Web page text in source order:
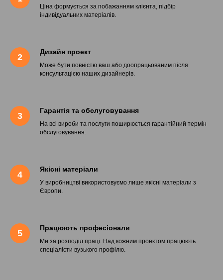
Ціна формується за побажанням клієнта, підбір
індивідуальних матеріалів.
Дизайн проект
Може бути повністю ваш або доопрацьованим після
консультацією наших дизайнерів.
Гарантія та обслуговування
На всі вироби та послуги поширюється гарантійний термін
обслуговування.
Якісні матеріали
У виробництві використовуємо лише якісні матеріали з
Європи.
Працюють професіонали
Ми за розподіл праці. Над кожним проектом працюють
спеціалісти вузького профілю.